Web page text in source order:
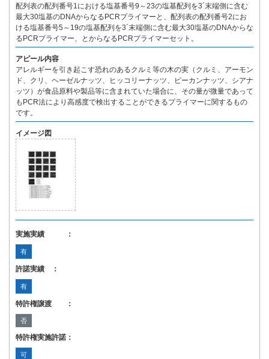
配列表の配列番号1における塩基番号9～23の塩基配列を3´末端側に含む
最大30塩基のDNAからなるPCRプライマーと、配列表の配列番号2にお
ける塩基番号5～19の塩基配列を3´末端側に含む最大30塩基のDNAからな
るPCRプライマー、とからなるPCRプライマーセット。
アピール内容
アレルギーを引き起こす恐れのあるクルミ等の木の実（クルミ、アーモン
ド、クリ、ヘーゼルナッツ、ヒッコリーナッツ、ピーカンナッツ、シアナ
ッツ）が食品原料や製品等に含まれていた場合に、その量が微量であって
もPCR法により高感度で検出することができるプライマーに関するもの
です。
イメージ図
実施実績 ：
有
許諾実績 ：
有
特許権譲渡 ：
否
特許権実施許諾：
可